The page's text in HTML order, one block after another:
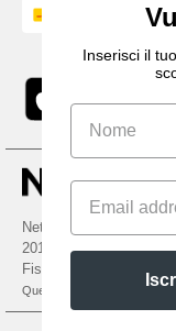
Netenders Italy SRL —
20122 MILANO (MI) -
Fiscal code/VAT
Questo NON è l'indirizzo di
Inserisci il